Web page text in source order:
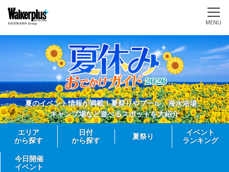
MENU
夏のイベント情報が満載！夏祭りやプール、海水浴場、
キャンプ場など遊べるスポットを大紹介
エリア
から探す
日付
から探す
夏祭り
イベント
ランキング
今日開催
イベント